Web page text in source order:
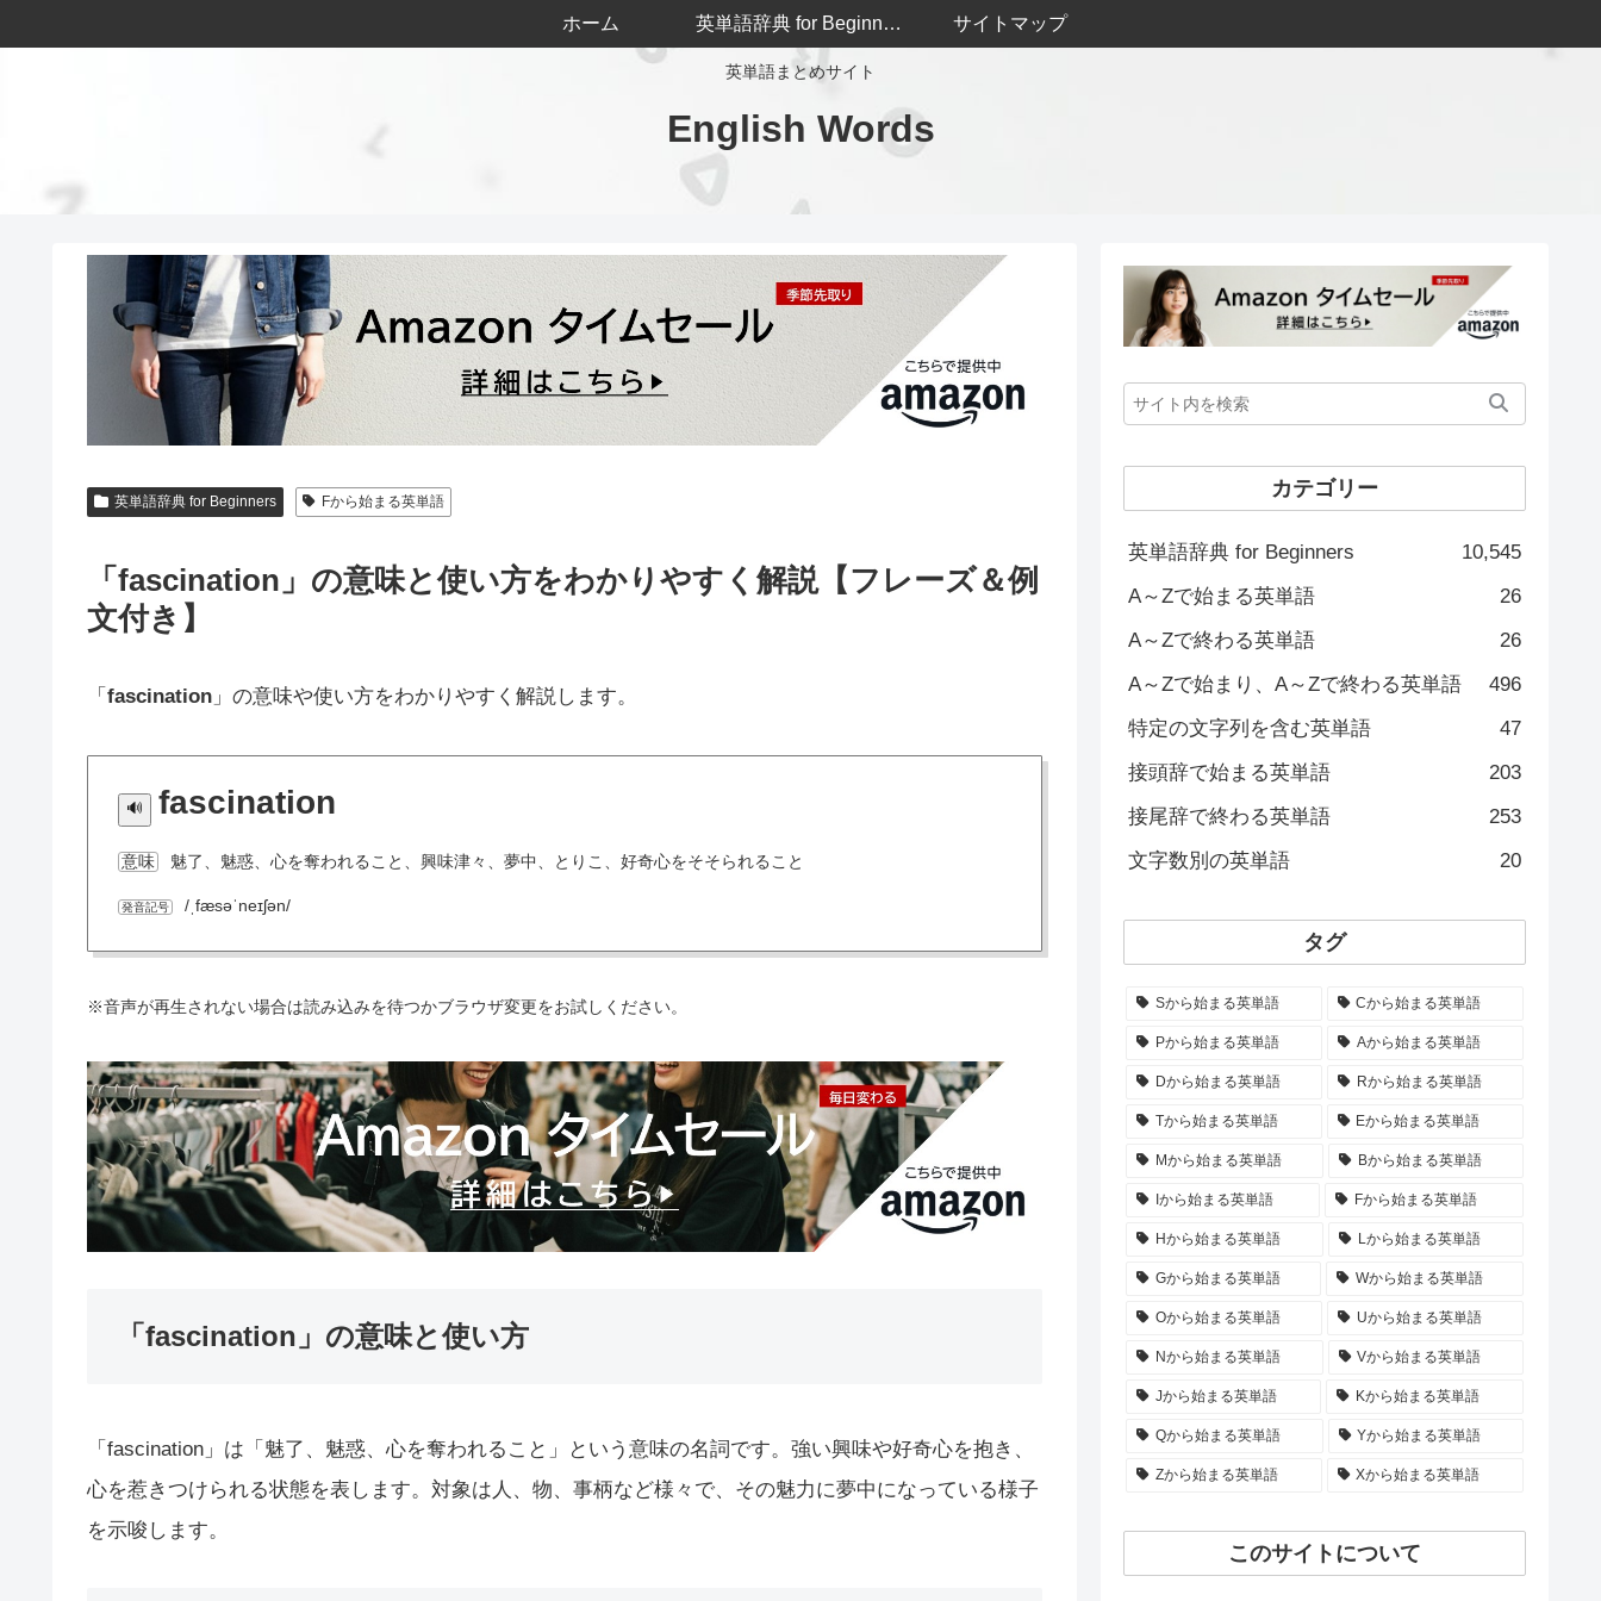
英単語まとめサイト
English Words
ホーム 英単語辞典 for Beginners サイトマップ
英単語辞典 for Beginners Fから始まる英単語
「fascination」の意味と使い方をわかりやすく解説【フレーズ＆例
文付き】
「 fascination 」の意味や使い方をわかりやすく解説します。
fascination
意味 魅了、魅惑、心を奪われること、興味津々、夢中、とりこ、好奇心をそそられること
発音記号 /ˌfæsəˈneɪʃən/
※音声が再生されない場合は読み込みを待つかブラウザ変更をお試しください。
「fascination」の意味と使い方
「fascination」は「魅了、魅惑、心を奪われること」という意味の名詞です。強い興味や好奇心を抱き、
心を惹きつけられる状態を表します。対象は人、物、事柄など様々で、その魅力に夢中になっている様子
を示唆します。
カテゴリー
英単語辞典 for Beginners
10,545
A～Zで始まる英単語
26
A～Zで終わる英単語
26
A～Zで始まり、A～Zで終わる英単語
496
特定の文字列を含む英単語
47
接頭辞で始まる英単語
203
接尾辞で終わる英単語
253
文字数別の英単語
20
タグ
Sから始まる英単語 Cから始まる英単語
Pから始まる英単語 Aから始まる英単語
Dから始まる英単語 Rから始まる英単語
Tから始まる英単語 Eから始まる英単語
Mから始まる英単語 Bから始まる英単語
Iから始まる英単語 Fから始まる英単語
Hから始まる英単語 Lから始まる英単語
Gから始まる英単語 Wから始まる英単語
Oから始まる英単語 Uから始まる英単語
Nから始まる英単語 Vから始まる英単語
Jから始まる英単語 Kから始まる英単語
Qから始まる英単語 Yから始まる英単語
Zから始まる英単語 Xから始まる英単語
このサイトについて